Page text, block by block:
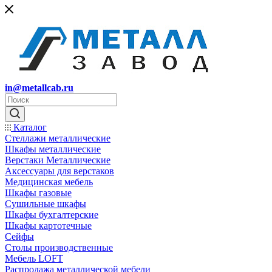
in@metallcab.ru
Каталог
Стеллажи металлические
Шкафы металлические
Верстаки Металлические
Аксессуары для верстаков
Медицинская мебель
Шкафы газовые
Сушильные шкафы
Шкафы бухгалтерские
Шкафы картотечные
Сейфы
Столы производственные
Мебель LOFT
Распродажа металлической мебели